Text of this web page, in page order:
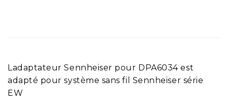
Ladaptateur Sennheiser pour DPA6034 est
adapté pour système sans fil Sennheiser série
EW